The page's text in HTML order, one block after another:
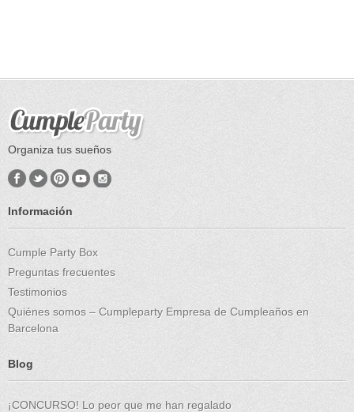
Organiza tus sueños
Información
Cumple Party Box
Preguntas frecuentes
Testimonios
Quiénes somos – Cumpleparty Empresa de Cumpleaños en
Barcelona
Blog
¡CONCURSO! Lo peor que me han regalado